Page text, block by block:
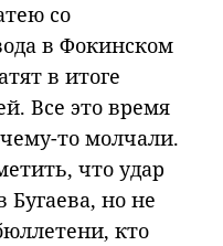
со
в Фокинском
в итоге
Все это время
то молчали.
что удар
Бугаева, но не
кто